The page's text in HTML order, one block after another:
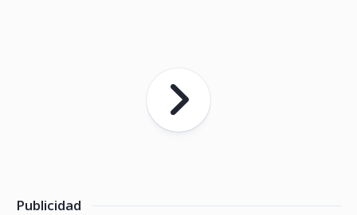
Publicidad